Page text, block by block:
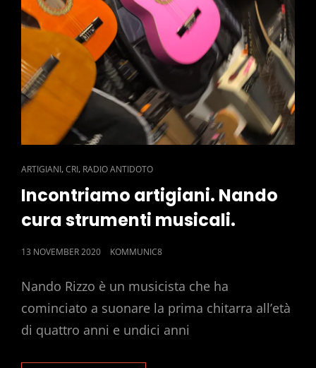
CAT
LINKS
ARTIGIANI,CRI, RADIO ANTIDOTO
Incontriamo artigiani. Nando
cura strumenti musicali.
POSTED
13 NOVEMBER 2020 KOMMUNIC8
Nando Rizzo è un musicista che ha
cominciato a suonare la prima chitarra all’età
di quattro anni e undici anni